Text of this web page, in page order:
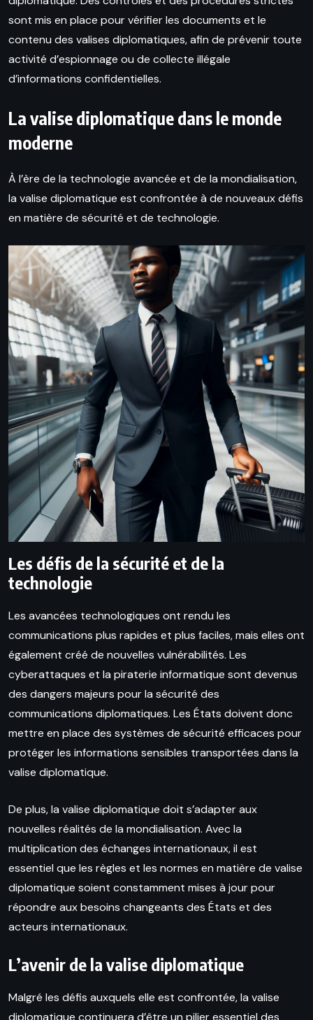
sont mis en place pour vérifier les documents et le
contenu des valises diplomatiques, afin de prévenir toute
activité d’espionnage ou de collecte illégale
d’informations confidentielles.
La valise diplomatique dans le monde
moderne
À l’ère de la technologie avancée et de la mondialisation,
la valise diplomatique est confrontée à de nouveaux défis
en matière de sécurité et de technologie.
Les défis de la sécurité et de la
technologie
Les avancées technologiques ont rendu les
communications plus rapides et plus faciles, mais elles ont
également créé de nouvelles vulnérabilités. Les
cyberattaques et la piraterie informatique sont devenus
des dangers majeurs pour la sécurité des
communications diplomatiques. Les États doivent donc
mettre en place des systèmes de sécurité efficaces pour
protéger les informations sensibles transportées dans la
valise diplomatique.
De plus, la valise diplomatique doit s’adapter aux
nouvelles réalités de la mondialisation. Avec la
multiplication des échanges internationaux, il est
essentiel que les règles et les normes en matière de valise
diplomatique soient constamment mises à jour pour
répondre aux besoins changeants des États et des
acteurs internationaux.
L’avenir de la valise diplomatique
Malgré les défis auxquels elle est confrontée, la valise
diplomatique continuera d’être un pilier essentiel des